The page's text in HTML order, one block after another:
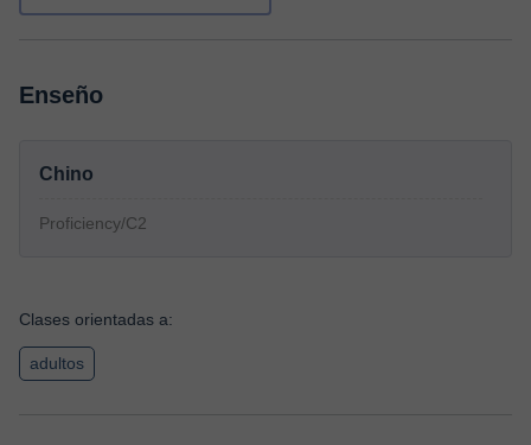
Enseño
Chino
Proficiency/C2
Clases orientadas a:
adultos